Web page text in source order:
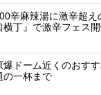
辛麻辣湯に激辛超え
横丁』で激辛フェス
爆ドーム近くのおす
の一杯まで